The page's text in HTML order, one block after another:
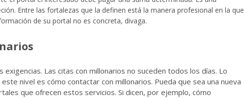
Entre las fortalezas que la definen está la manera profesional en la que
de su portal no es concreta, divaga.
Las citas con millonarios no suceden todos los días. Lo
nivel es cómo contactar con millonarios. Pueda que sea una nueva
que ofrecen estos servicios. Si dicen, por ejemplo, cómo